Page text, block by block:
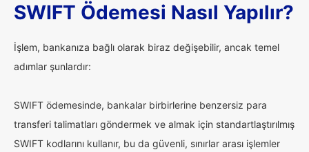
SWIFT Ödemesi Nasıl Yapılır?
İşlem, bankanıza bağlı olarak biraz değişebilir, ancak temel
adımlar şunlardır:
SWIFT ödemesinde, bankalar birbirlerine benzersiz para
transferi talimatları göndermek ve almak için standartlaştırılmış
SWIFT kodlarını kullanır, bu da güvenli, sınırlar arası işlemler